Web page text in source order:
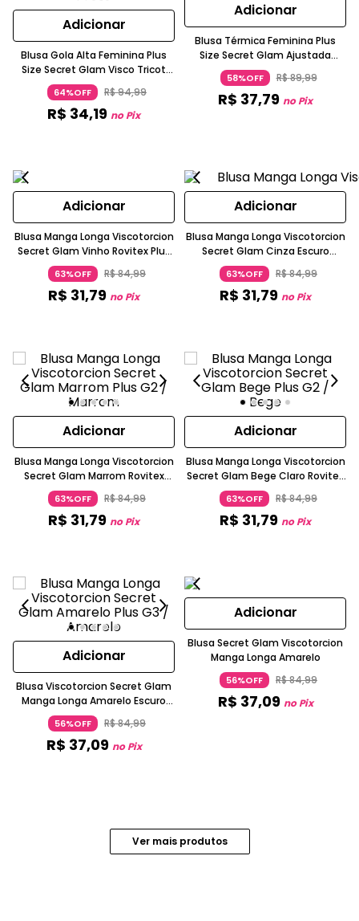
Adicionar
Blusa Gola Alta Feminina Plus
Size Secret Glam Visco Tricot
Manga Curta Preto
64%OFF R$94,99
R$ 34,19 no Pix
Adicionar
Blusa Térmica Feminina Plus
Size Secret Glam Ajustada
Malha Térmica Manga Longa
Bege Claro
58%OFF R$89,99
R$ 37,79 no Pix
Adicionar
Blusa Manga Longa Viscotorcion
Secret Glam Vinho Rovitex Plus
Size
63%OFF R$84,99
R$ 31,79 no Pix
Adicionar
Blusa Manga Longa Viscotorcion
Secret Glam Cinza Escuro
Rovitex Plus Size
63%OFF R$84,99
R$ 31,79 no Pix
Adicionar
Blusa Manga Longa Viscotorcion
Secret Glam Marrom Rovitex
Plus Size
63%OFF R$84,99
R$ 31,79 no Pix
Adicionar
Blusa Manga Longa Viscotorcion
Secret Glam Bege Claro Rovitex
Plus Size
63%OFF R$84,99
R$ 31,79 no Pix
Adicionar
Blusa Viscotorcion Secret Glam
Manga Longa Amarelo Escuro
Rovitex Plus Size
56%OFF R$84,99
R$ 37,09 no Pix
Adicionar
Blusa Secret Glam Viscotorcion
Manga Longa Amarelo
56%OFF R$84,99
R$ 37,09 no Pix